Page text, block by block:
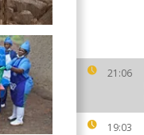
21:06
19:03